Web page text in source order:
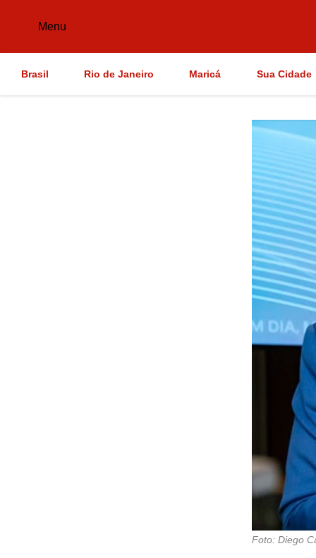
Menu
Brasil Rio de Janeiro Maricá Sua Cidade
Foto: Diego